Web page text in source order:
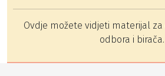
Ovdje možete vidjeti materijal
odbora i birača.